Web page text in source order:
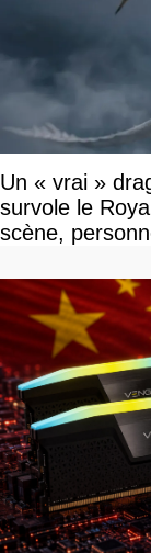
Un « vrai »
survole le
scène,